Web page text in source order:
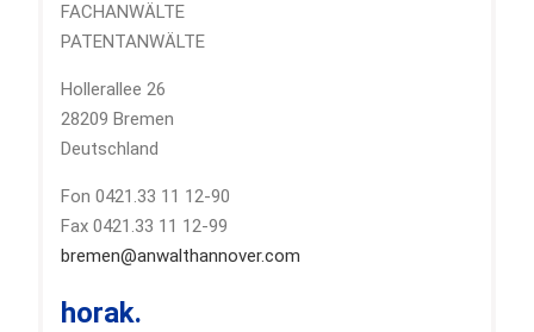
FACHANWÄLTE
PATENTANWÄLTE
Hollerallee 26
28209 Bremen
Deutschland
Fon 0421.33 11 12-90
Fax 0421.33 11 12-99
bremen@anwalthannover.com
horak.